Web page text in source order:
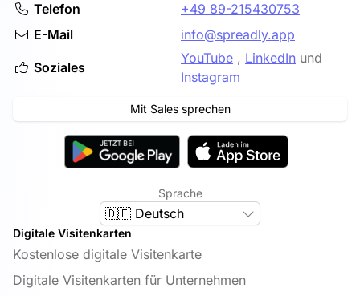
Telefon
+49 89-215430753
E-Mail
info@spreadly.app
Soziales
YouTube , LinkedIn und
Instagram
Mit Sales sprechen
Sprache
🇩🇪 Deutsch
Digitale Visitenkarten
Kostenlose digitale Visitenkarte
Digitale Visitenkarten für Unternehmen